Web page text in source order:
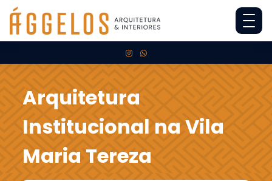
Arquitetura
Institucional na Vila
Maria Tereza